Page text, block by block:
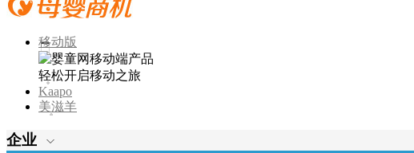
移动版
轻松开启移动之旅
Kaapo
美滋羊
企业